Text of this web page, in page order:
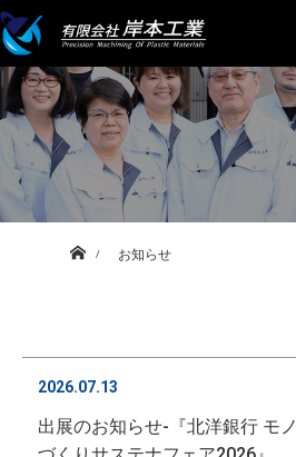
プラスチック高精度プレート販売
加工技術案内
加工事例
よくある質問
お問い合わせ
ホームお知らせ
2026.07.13
出展のお知らせ-『北洋銀行 モノ